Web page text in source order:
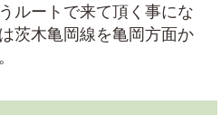
ルートで来て頂く事にな
茨木亀岡線を亀岡方面か